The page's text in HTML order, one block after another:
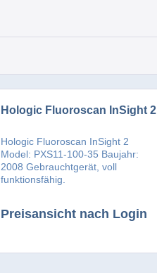
Hologic Fluoroscan InSight 2
Hologic Fluoroscan InSight 2
Model: PXS11-100-35 Baujahr:
2008 Gebrauchtgerät, voll
funktionsfähig.
Preisansicht nach Login